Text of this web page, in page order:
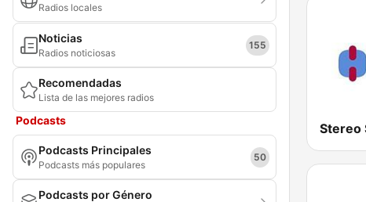
Radios locales
Noticias
Radios noticiosas
155
Recomendadas
Lista de las mejores radios
Podcasts
Podcasts Principales
Podcasts más populares
50
Podcasts por Género